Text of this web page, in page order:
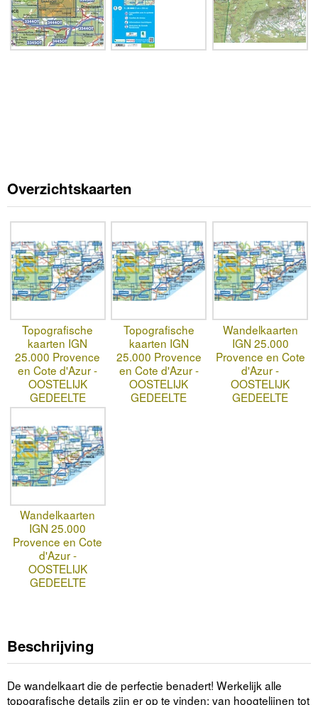
Overzichtskaarten
Topografische
kaarten IGN
25.000 Provence
en Cote d'Azur -
OOSTELIJK
GEDEELTE
Topografische
kaarten IGN
25.000 Provence
en Cote d'Azur -
OOSTELIJK
GEDEELTE
Wandelkaarten
IGN 25.000
Provence en Cote
d'Azur -
OOSTELIJK
GEDEELTE
Wandelkaarten
IGN 25.000
Provence en Cote
d'Azur -
OOSTELIJK
GEDEELTE
Beschrijving
De wandelkaart die de perfectie benadert! Werkelijk alle
topografische details zijn er op te vinden; van hoogtelijnen tot